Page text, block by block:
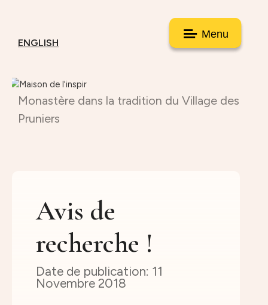
Menu
ENGLISH
Monastère dans la tradition du Village des
Pruniers
Avis de
recherche !
11
Novembre 2018